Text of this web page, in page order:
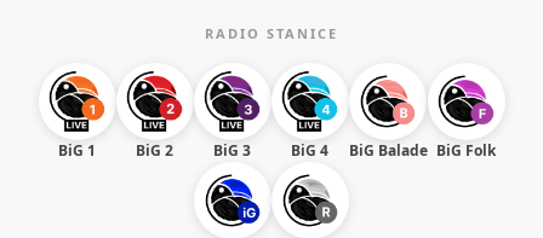
RADIO STANICE
BiG 1 BiG 2 BiG 3 BiG 4 BiG Balade BiG Folk